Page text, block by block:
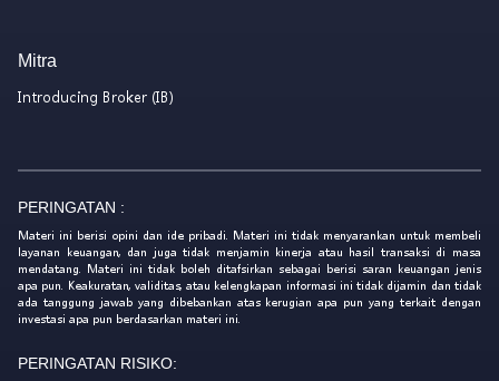
Mitra
Introducing Broker (IB)
PERINGATAN :
Materi ini berisi opini dan ide pribadi. Materi ini tidak menyarankan untuk membeli
layanan keuangan, dan juga tidak menjamin kinerja atau hasil transaksi di masa
mendatang. Materi ini tidak boleh ditafsirkan sebagai berisi saran keuangan jenis
apa pun. Keakuratan, validitas, atau kelengkapan informasi ini tidak dijamin dan tidak
ada tanggung jawab yang dibebankan atas kerugian apa pun yang terkait dengan
investasi apa pun berdasarkan materi ini.
PERINGATAN RISIKO: